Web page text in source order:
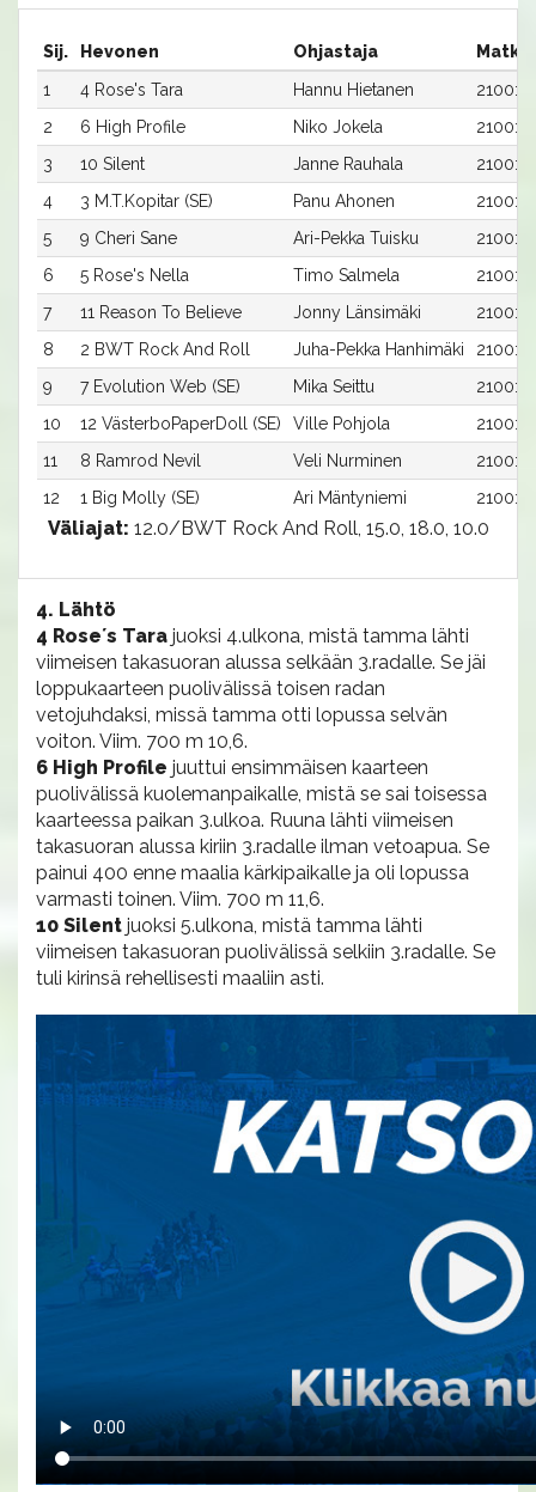
Sij. Hevonen Ohjastaja
1
4 Rose's Tara Hannu Hietanen
2100:4
2
6 High Profile Niko Jokela
2100:6
3
10 Silent Janne Rauhala
2100:10
4
3 M.T.Kopitar (SE) Panu Ahonen
2100:3
5
9 Cheri Sane Ari-Pekka Tuisku
2100:9
6
5 Rose's Nella Timo Salmela
2100:5
7
11 Reason To Believe Jonny Länsimäki
2100:11
8
2 BWT Rock And Roll Juha-Pekka Hanhimäki
2100:2
9
7 Evolution Web (SE) Mika Seittu
2100:7
10
12 VästerboPaperDoll (SE) Ville Pohjola
2100:12
11
8 Ramrod Nevil Veli Nurminen
2100:8
12
1 Big Molly (SE) Ari Mäntyniemi 2100:1
Väliajat: 12.0/BWT Rock And Roll, 15.0, 18.0, 10.0
4. Lähtö
4 Rose´s Tara juoksi 4.ulkona, mistä tamma lähti
viimeisen takasuoran alussa selkään 3.radalle. Se jäi
loppukaarteen puolivälissä toisen radan
vetojuhdaksi, missä tamma otti lopussa selvän
voiton. Viim. 700 m 10,6.
6 High Profile juuttui ensimmäisen kaarteen
puolivälissä kuolemanpaikalle, mistä se sai toisessa
kaarteessa paikan 3.ulkoa. Ruuna lähti viimeisen
takasuoran alussa kiriin 3.radalle ilman vetoapua. Se
painui 400 enne maalia kärkipaikalle ja oli lopussa
varmasti toinen. Viim. 700 m 11,6.
10 Silent juoksi 5.ulkona, mistä tamma lähti
viimeisen takasuoran puolivälissä selkiin 3.radalle. Se
tuli kirinsä rehellisesti maaliin asti.